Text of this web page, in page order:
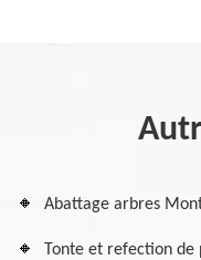
Abattage arbres
Tonte et refection